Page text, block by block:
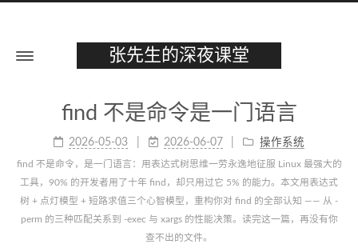
张先生的深夜课堂
find 不是命令是一门语言
2026-05-03 2026-06-07 操作系统
find 不是命令，是一门语言：用表达式树思维一劳永逸地征服 Linux 最强大的
工具，90% 的开发者用了十年 find，却只用过它 5% 的能力。本文用表达式
树 + 点灯模型 + 短路求值三个心智模型，重构你对 find 的全部认知 —— 从 -
perm 的三种匹配关系到 -exec 与 xargs 的性能决策。读完这一篇，再没有你
查不出的文件。